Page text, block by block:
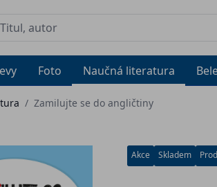
Foto Naučná literatura
/ Zamilujte se do angličtiny
Akce Skladem